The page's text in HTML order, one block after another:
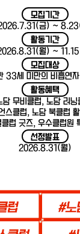
모집기간
금) ~
활동기간
월) ~
모집대상
33세 미만의 비흡연
활동혜택
담 무비클럽, 노담 러닝
스클럽, 노담 북클럽
클럽 굿즈, 우수클럽원
선정발표
2026.8.31(월)